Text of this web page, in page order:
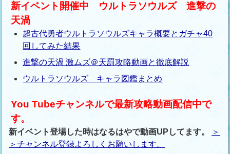
新イベント開催中 ウルトラソウルズ 進撃の
天渦
超古代勇者ウルトラソウルズキャラ概要とガチャ40
回してみた結果
進撃の天渦 激ムズ＠天罰攻略動画と徹底解説
ウルトラソウルズ キャラ図鑑まとめ
You Tubeチャンネルで最新攻略動画配信中で
す。
新イベント登場した時はなるはやで動画UPしてます。
＞
＞チャンネル登録よろしくお願いします。